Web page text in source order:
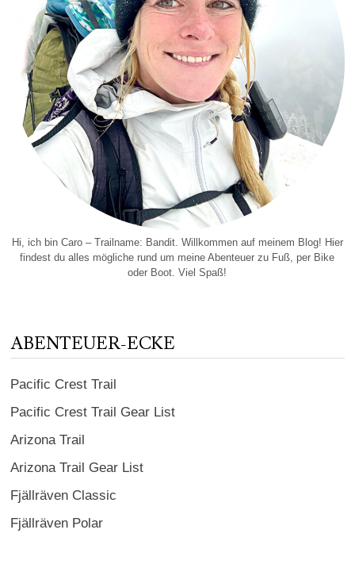
Hi, ich bin Caro – Trailname: Bandit. Willkommen auf meinem Blog! Hier
findest du alles mögliche rund um meine Abenteuer zu Fuß, per Bike
oder Boot. Viel Spaß!
ABENTEUER-ECKE
Pacific Crest Trail
Pacific Crest Trail Gear List
Arizona Trail
Arizona Trail Gear List
Fjällräven Classic
Fjällräven Polar